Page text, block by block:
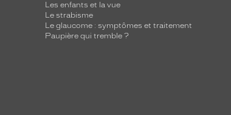
Les enfants et la vue
Le strabisme
Le glaucome : symptômes et traitement
Paupière qui tremble ?